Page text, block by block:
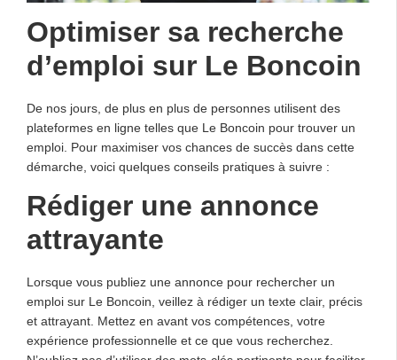
Optimiser sa recherche
d’emploi sur Le Boncoin
De nos jours, de plus en plus de personnes utilisent des
plateformes en ligne telles que Le Boncoin pour trouver un
emploi. Pour maximiser vos chances de succès dans cette
démarche, voici quelques conseils pratiques à suivre :
Rédiger une annonce
attrayante
Lorsque vous publiez une annonce pour rechercher un
emploi sur Le Boncoin, veillez à rédiger un texte clair, précis
et attrayant. Mettez en avant vos compétences, votre
expérience professionnelle et ce que vous recherchez.